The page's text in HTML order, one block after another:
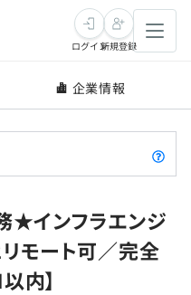
ログイン新規登録
企業情報
★インフラエンジ
モート可／完全
内】